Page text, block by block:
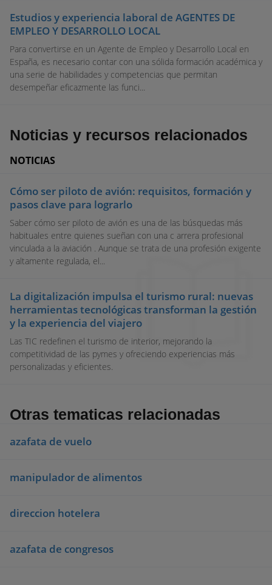
Estudios y experiencia laboral de AGENTES DE
EMPLEO Y DESARROLLO LOCAL
Para convertirse en un Agente de Empleo y Desarrollo Local en
España, es necesario contar con una sólida formación académica y
una serie de habilidades y competencias que permitan
desempeñar eficazmente las funci...
Noticias y recursos relacionados
NOTICIAS
Cómo ser piloto de avión: requisitos, formación y
pasos clave para lograrlo
Saber cómo ser piloto de avión es una de las búsquedas más
habituales entre quienes sueñan con una c arrera profesional
vinculada a la aviación . Aunque se trata de una profesión exigente
y altamente regulada, el...
La digitalización impulsa el turismo rural: nuevas
herramientas tecnológicas transforman la gestión
y la experiencia del viajero
Las TIC redefinen el turismo de interior, mejorando la
competitividad de las pymes y ofreciendo experiencias más
personalizadas y eficientes.
Otras tematicas relacionadas
azafata de vuelo
manipulador de alimentos
direccion hotelera
azafata de congresos